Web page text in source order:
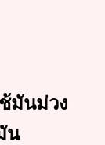
มันม่วง
น